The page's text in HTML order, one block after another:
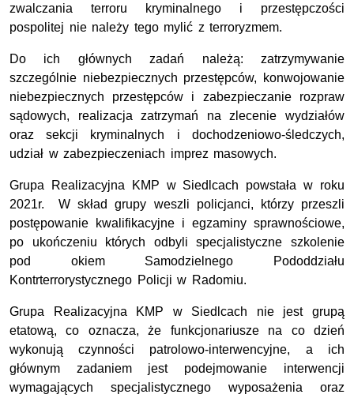
zwalczania terroru kryminalnego i przestępczości
pospolitej nie należy tego mylić z terroryzmem.
Do ich głównych zadań należą: zatrzymywanie
szczególnie niebezpiecznych przestępców, konwojowanie
niebezpiecznych przestępców i zabezpieczanie rozpraw
sądowych, realizacja zatrzymań na zlecenie wydziałów
oraz sekcji kryminalnych i dochodzeniowo-śledczych,
udział w zabezpieczeniach imprez masowych.
Grupa Realizacyjna KMP w Siedlcach powstała w roku
2021r. W skład grupy weszli policjanci, którzy przeszli
postępowanie kwalifikacyjne i egzaminy sprawnościowe,
po ukończeniu których odbyli specjalistyczne szkolenie
pod okiem Samodzielnego Pododdziału
Kontrterrorystycznego Policji w Radomiu.
Grupa Realizacyjna KMP w Siedlcach nie jest grupą
etatową, co oznacza, że funkcjonariusze na co dzień
wykonują czynności patrolowo-interwencyjne, a ich
głównym zadaniem jest podejmowanie interwencji
wymagających specjalistycznego wyposażenia oraz